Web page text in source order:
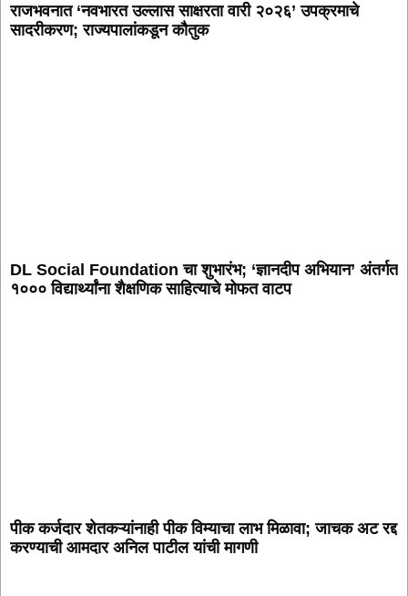
राजभवनात ‘नवभारत उल्लास साक्षरता वारी २०२६’ उपक्रमाचे
सादरीकरण; राज्यपालांकडून कौतुक
DL Social Foundation चा शुभारंभ; ‘ज्ञानदीप अभियान’ अंतर्गत
१००० विद्यार्थ्यांना शैक्षणिक साहित्याचे मोफत वाटप
पीक कर्जदार शेतकऱ्यांनाही पीक विम्याचा लाभ मिळावा; जाचक अट रद्द
करण्याची आमदार अनिल पाटील यांची मागणी